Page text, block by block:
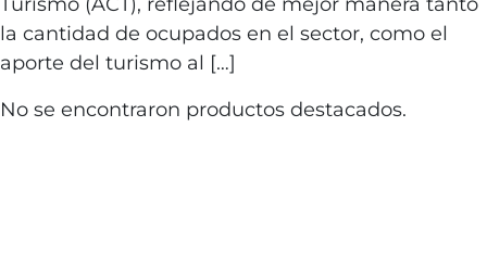
la cantidad de ocupados en el sector, como el
aporte del turismo al […]
No se encontraron productos destacados.